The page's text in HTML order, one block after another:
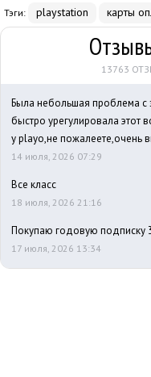
Тэги: playstation карты
13763
Была небольшая проблема
быстро урегулировала этот
у playo,не пожалеете,очень
14 июля, 2026 07:29
Все класс
18 июля, 2026 21:16
Покупаю годовую подписку
17 июля, 2026 13:34